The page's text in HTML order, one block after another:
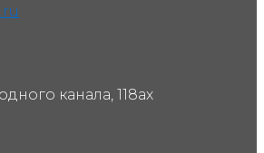
канала, 118ах